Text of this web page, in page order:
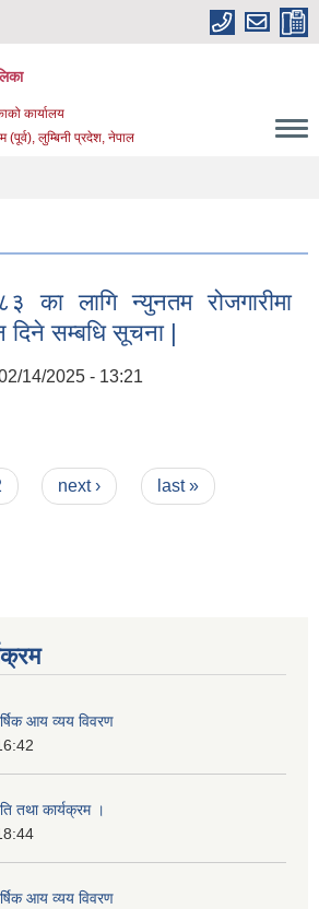
कार्यालय
लुम्बिनी प्रदेश, नेपाल
का लागि न्युनतम रोजगारीमा
सम्बधि सूचना |
14/2025 - 13:21
next › last »
आय व्यय विवरण
तथा कार्यक्रम ।
आय व्यय विवरण